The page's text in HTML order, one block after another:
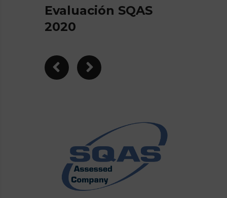
Evaluación SQAS
2020